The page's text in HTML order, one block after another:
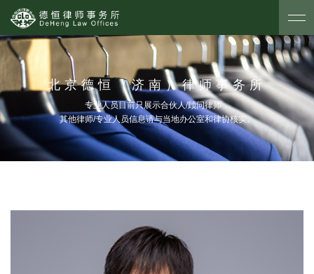
北京德恒（济南）律师事务所
专业人员目前只展示合伙人/顾问律师，
其他律师/专业人员信息请与当地办公室和律协核实。